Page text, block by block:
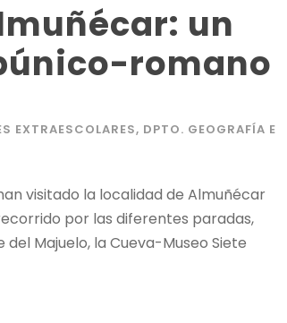
un
romano
EXTRAESCOLARES, DPTO. GEOGRAFÍA E
visitado la localidad de Almuñécar
por las diferentes paradas,
Majuelo, la Cueva-Museo Siete